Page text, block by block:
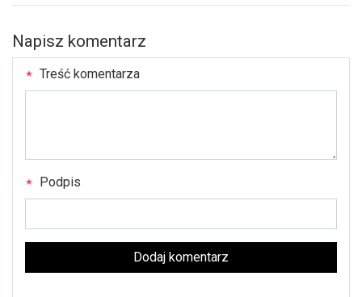
Napisz komentarz
Treść komentarza
Podpis
Dodaj komentarz